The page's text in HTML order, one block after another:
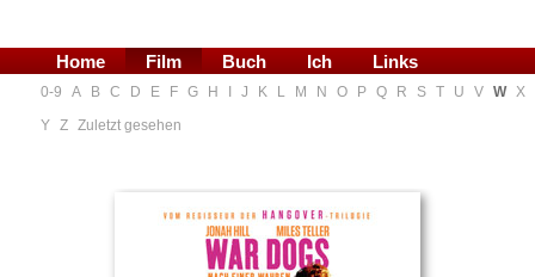
Home Film Buch Ich Links
0-9 A B C D E F G H J K L M N O P Q R S T U V W X
Y Z Zuletzt gesehen